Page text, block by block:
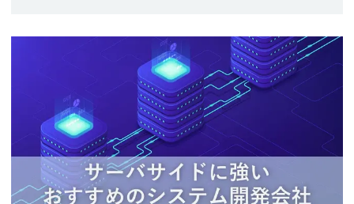
ーである点が異なります。またコマンドが異なる点も大きな違いです。
本記事では、日本最大級のシステム開発会社ポータルサイト「発注ナ
ビ」が厳選した、UNIXでおすすめのシステム開発会社をご紹介しま ...